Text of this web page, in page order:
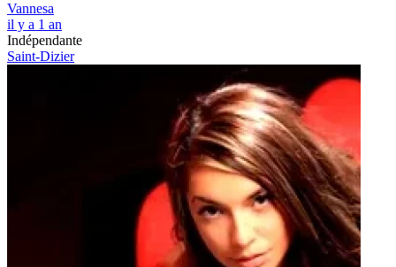
Vannesa
il y a 1 an
Indépendante
Saint-Dizier